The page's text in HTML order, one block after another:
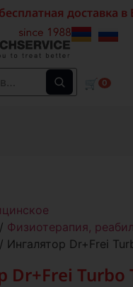
доставка в
🛒 0
/ Физиотерапия,
/ Ингалятор Dr+Frei
Dr+Frei Turbo